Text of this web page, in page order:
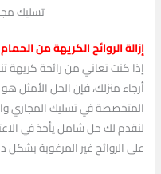
تسليك
إزالة الروائح الكريهة من
إذا كنت تعاني من رائحة كريهة
أرجاء منزلك، فإن الحل الأمثل
المتخصصة في تسليك المجاري
لنقدم لك حل شامل يأخذ في
على الروائح غير المرغوبة بشكل